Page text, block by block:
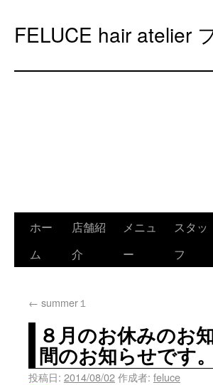
FELUCE hair atelier
ホー
ム
店舗紹
介
メニュ
ー
スタッ
フ
← summer１
８月のお休みのお
間のお知らせです。
投稿日: 2014/08/02作成者: feluce